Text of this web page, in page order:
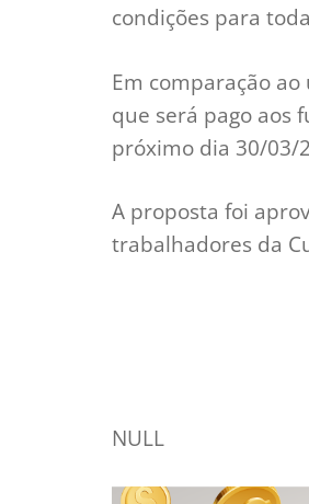
condições para
Em comparação
que será pago aos
próximo dia 30/03/
A proposta foi
trabalhadores da
NULL